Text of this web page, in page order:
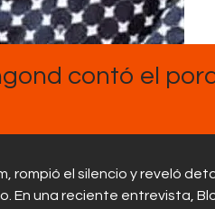
contó el
rompió el silencio y reveló
una reciente entrevista,